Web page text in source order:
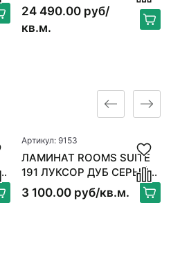
ORIGINAL LW15, БЕЛЫЙ
24 490.00 руб/
кв.м.
Артикул: 9153
ЛАМИНАТ ROOMS SUITE
191 ЛУКСОР ДУБ СЕРЫЙ
RV 825
3 100.00 руб/кв.м.